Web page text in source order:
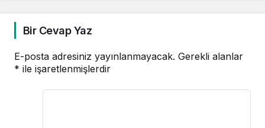
Bir Cevap Yaz
E-posta adresiniz yayınlanmayacak. Gerekli alanlar
* ile işaretlenmişlerdir